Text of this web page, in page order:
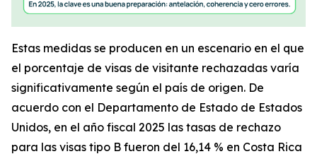
Estas medidas se producen en un escenario en el que
el porcentaje de visas de visitante rechazadas varía
significativamente según el país de origen. De
acuerdo con el Departamento de Estado de Estados
Unidos, en el año fiscal 2025 las tasas de rechazo
para las visas tipo B fueron del 16,14 % en Costa Rica